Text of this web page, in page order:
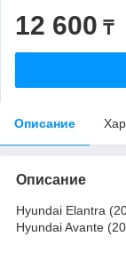
12 600 ₸
Описание
Описание
Hyundai Elantra
Hyundai Avante